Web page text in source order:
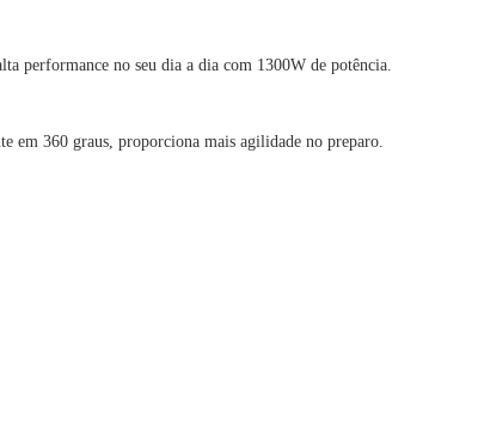
performance no seu dia a dia com 1300W de potência.
em 360 graus, proporciona mais agilidade no preparo.